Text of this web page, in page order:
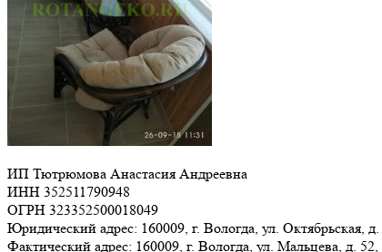
ИП Тютрюмова Анастасия Андреевна
ИНН 352511790948
ОГРН 323352500018049
Юридический адрес: 160009, г. Вологда, ул. Октябрьская, д.
Фактический адрес: 160009, г. Вологда, ул. Мальцева, д.